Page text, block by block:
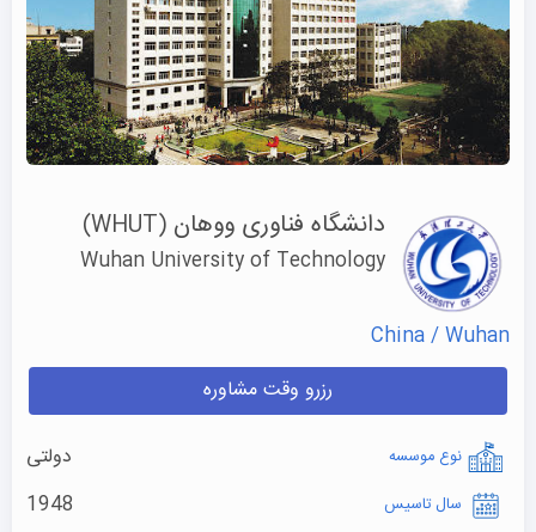
دانشگاه فناوری ووهان (WHUT)
Wuhan University of Technology
China / Wuhan
رزرو وقت مشاوره
نوع موسسه دولتی
سال تاسیس 1948